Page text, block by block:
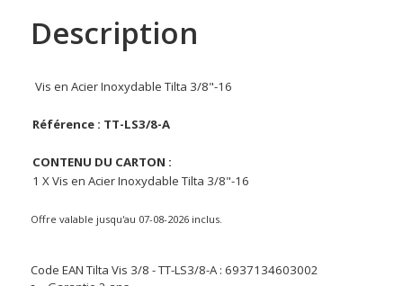
Description
Vis en Acier Inoxydable Tilta 3/8"-16
Référence : TT-LS3/8-A
CONTENU DU CARTON :
1 X Vis en Acier Inoxydable Tilta 3/8"-16
Offre valable jusqu'au 07-08-2026 inclus.
Code EAN Tilta Vis 3/8 - TT-LS3/8-A : 6937134603002